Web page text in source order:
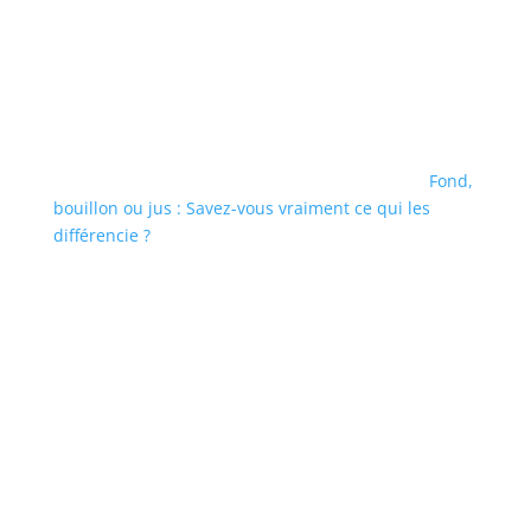
Fond,
bouillon ou jus : Savez-vous vraiment ce qui les
différencie ?